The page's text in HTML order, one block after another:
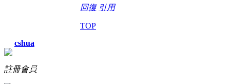
回復 引用
TOP
cshua
註冊會員